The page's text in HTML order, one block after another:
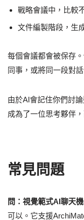
戰略會議中，比較
文件編製階段，生
每個會議都會被保存
同事，或將同一段對
由於AI會記住你們討
成為了一位思考夥伴
常見問題
問：視覺範式AI聊天
可以。它支援